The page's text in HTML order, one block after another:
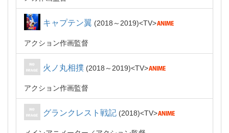
キャプテン翼 2018～2019 TV
アクション作画監督
火ノ丸相撲 2018～2019 TV
アクション作画監督
グランクレスト戦記 2018 TV